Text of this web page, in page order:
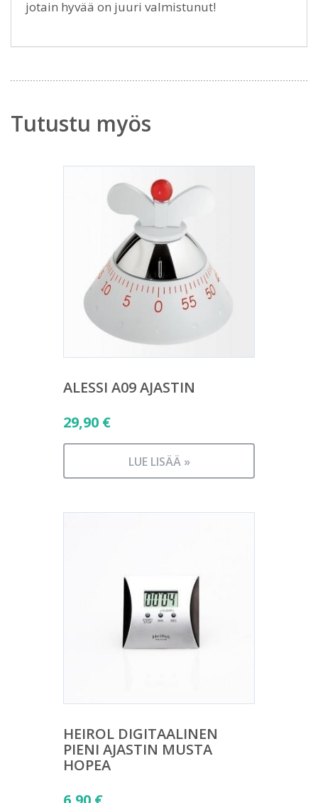
jotain hyvää on juuri valmistunut!
Tutustu myös
ALESSI A09 AJASTIN
29,90 €
LUE LISÄÄ »
HEIROL DIGITAALINEN
PIENI AJASTIN MUSTA
HOPEA